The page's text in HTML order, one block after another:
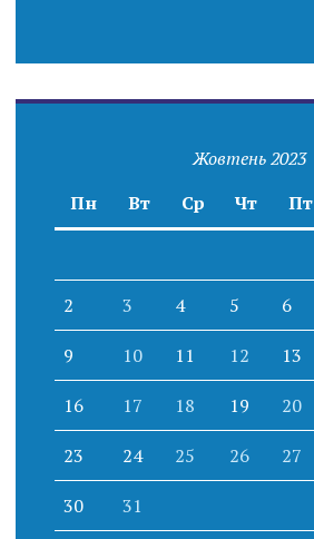
Жовтень 2023
Пн
Вт Ср Чт Пт
2 3 4 5 6
9 10 11 12 13
16 17 18 19 20
23 24 25 26 27
30 31